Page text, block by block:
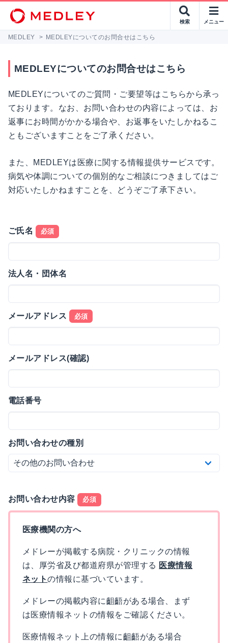
検索 メニュー
MEDLEY > MEDLEYについてのお問合せはこちら
MEDLEYについてのお問合せはこちら
MEDLEYについてのご質問・ご要望等はこちらから承っ
ております。なお、お問い合わせの内容によっては、お
返事にお時間がかかる場合や、お返事をいたしかねるこ
ともございますことをご了承ください。
また、MEDLEYは医療に関する情報提供サービスです。
病気や体調についての個別的なご相談につきましてはご
対応いたしかねますことを、どうぞご了承下さい。
ご氏名 必須
法人名・団体名
メールアドレス 必須
メールアドレス(確認)
電話番号
お問い合わせの種別
お問い合わせ内容 必須
医療機関の方へ
メドレーが掲載する病院・クリニックの情報
は、厚労省及び都道府県が管理する 医療情報
ネットの情報に基づいています。
メドレーの掲載内容に齟齬がある場合、まず
は医療情報ネットの情報をご確認ください。
医療情報ネット上の情報に齟齬がある場合